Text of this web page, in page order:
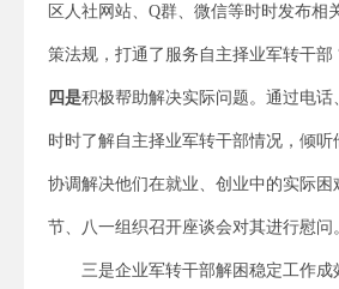
区人社网站、Q群、微信等时时发布相
策法规，打通了服务自主择业军转干部
四是积极帮助解决实际问题。通过电
时时了解自主择业军转干部情况，倾听
协调解决他们在就业、创业中的实际困
节、八一组织召开座谈会对其进行慰问
三是企业军转干部解困稳定工作成